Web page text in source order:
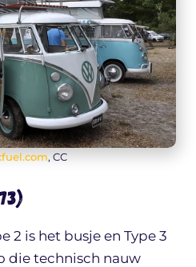
, CC
2 is het busje en Type 3
die technisch nauw